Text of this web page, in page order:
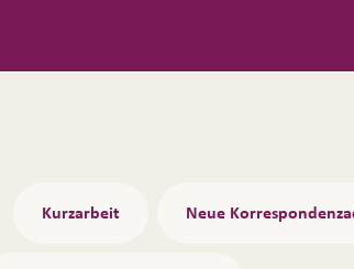
Kurzarbeit Neue